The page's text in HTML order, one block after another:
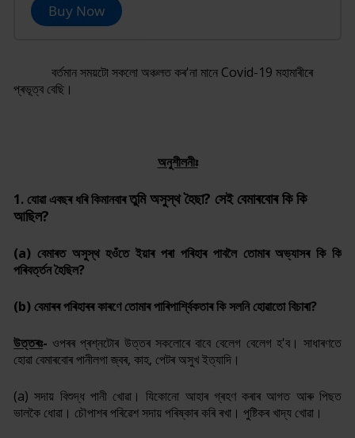
Buy Now
বৰ্তমান সময়টো সকলো অঞ্চলত কৰ'না মানে Covid-19 মহামাৰীৰে
প্ৰভূত্ব বেছি।
অনুশীলনীঃ
1. যোৱা এবছৰ ধৰি কিমানবাৰতুমিঅসুস্থ হৈছা? সেই বেমাৰবোৰ কি কি
আছিল?
(a) বেমাৰত অসুস্থ হওঁতে ইয়াৰ পৰা পৰিহাৰ পাবলৈ তোমাৰ অভ্যাসৰ কি কি
পৰিবৰ্ত্তন হৈছিল?
(b) বেমাৰৰ পৰিহাৰৰ কাৰণে তোমাৰ পাৰিপাৰ্শ্বিকতাৰ কি সলনি হোৱাতো বিচাৰা?
উত্তৰঃ- ওপৰৰ প্ৰশ্নটোৰ উত্তৰ সকলোৰে বাবে বেলেগ বেলেগ হ'ব। সাধাৰণতে
হোৱা বেমাৰবোৰ পানীলগা জ্বৰ, কাহ, পেটৰ অসুখ ইত্যাদি।
(a) সদায় বিশুদ্ধ পানী খোৱা। যিকোনো আহাৰ গ্ৰহণ কৰাৰ আগত আৰু পিছত
ভালকৈ ধোৱা । চৌপাশৰ পৰিৱেশ সদায় পৰিষ্কাৰ কৰি ৰখা। পুষ্টিকৰ খাদ্য খোৱা।